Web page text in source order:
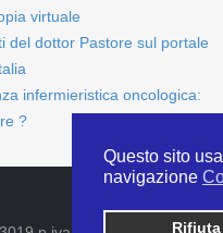
Questo sito
navigazione
Rifiuta
virtuale
del dottor Pastore sul portale
infermieristica oncologica:
?